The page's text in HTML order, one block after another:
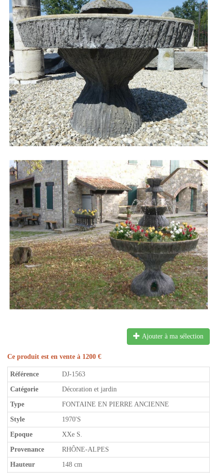
Ajouter à ma sélection
Ce produit est en vente à 1200 €
Référence DJ-1563
Catégorie Décoration et jardin
Type FONTAINE EN PIERRE ANCIENNE
Style 1970'S
Epoque XXe S.
Provenance RHÔNE-ALPES
Hauteur 148 cm